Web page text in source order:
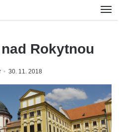
Rokytnou
30. 11. 2018